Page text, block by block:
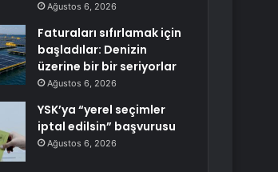
Ağustos 6, 2026
Faturaları sıfırlamak için
başladılar: Denizin
üzerine bir bir seriyorlar
Ağustos 6, 2026
YSK’ya “yerel seçimler
iptal edilsin” başvurusu
Ağustos 6, 2026